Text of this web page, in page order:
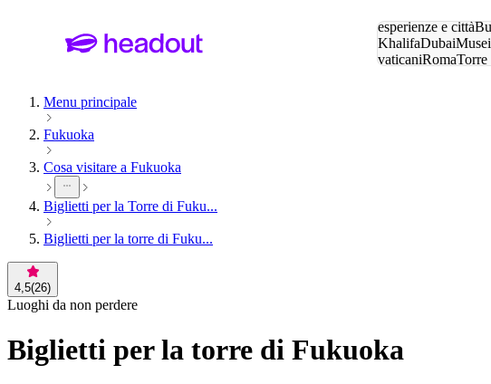
esperienze e città
KhalifaDubaiMusei
vaticaniRomaTorre
Menu principale
Fukuoka
Cosa visitare a Fukuoka
Biglietti per la Torre di Fuku...
Biglietti per la torre di Fuku...
4,5(26)
Luoghi da non perdere
Biglietti per la torre di Fukuoka